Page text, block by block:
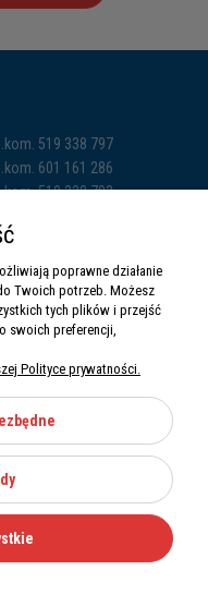
519 338 797
601 161 286
519 338 793
poprawne działanie
Twoich potrzeb. Możesz
tych plików i przejść
swoich preferencji,
Polityce prywatności.